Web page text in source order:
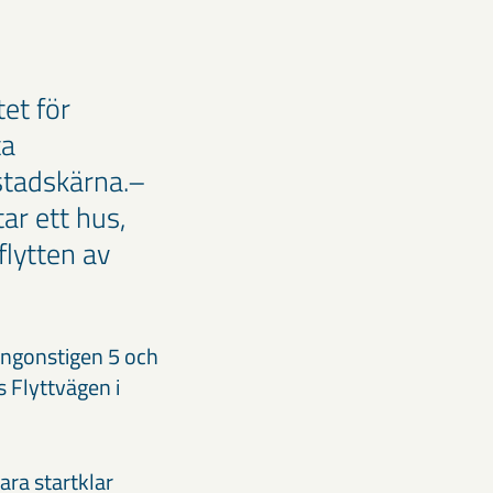
för
ett hus,
av
5 och
Flyttvägen i
startklar